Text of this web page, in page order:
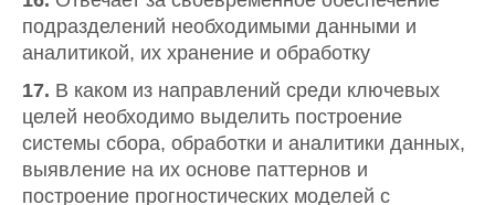
подразделений необходимыми данными и
аналитикой, их хранение и обработку
17. В каком из направлений среди ключевых
целей необходимо выделить построение
системы сбора, обработки и аналитики данных,
выявление на их основе паттернов и
построение прогностических моделей с